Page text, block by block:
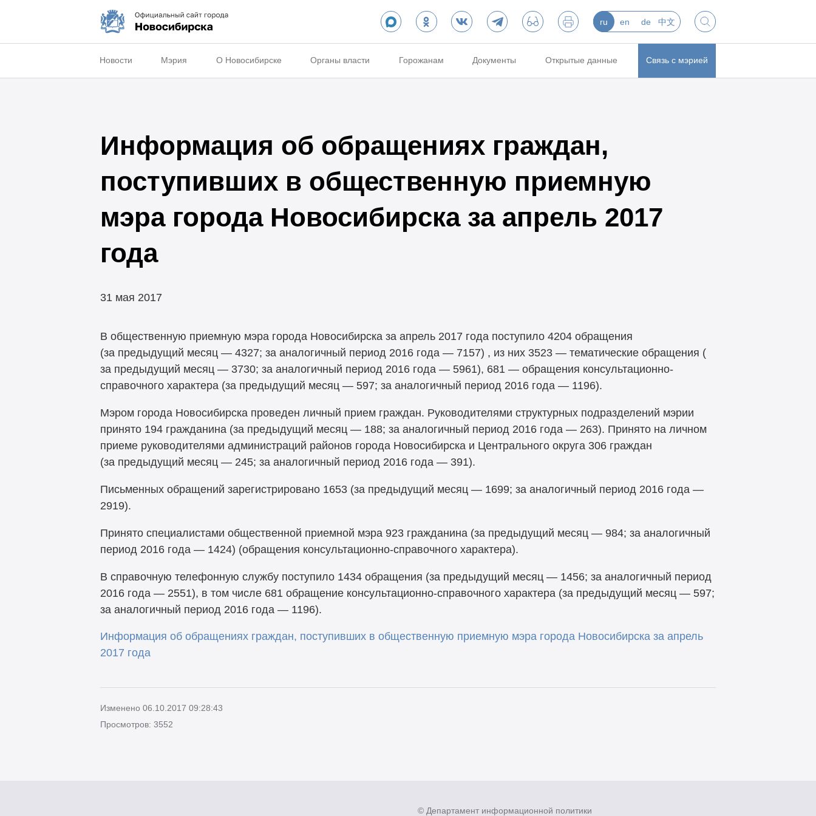
ru en de 中文
Новости Мэрия О Новосибирске Органы власти Горожанам Документы Открытые данные Связь с мэрией
Информация об обращениях граждан,
поступивших в общественную приемную
мэра города Новосибирска за апрель 2017
года
31 мая 2017
В общественную приемную мэра города Новосибирска за апрель 2017 года поступило 4204 обращения
(за предыдущий месяц — 4327; за аналогичный период 2016 года — 7157) , из них 3523 — тематические обращения (
за предыдущий месяц — 3730; за аналогичный период 2016 года — 5961), 681 — обращения консультационно-
справочного характера (за предыдущий месяц — 597; за аналогичный период 2016 года — 1196).
Мэром города Новосибирска проведен личный прием граждан. Руководителями структурных подразделений мэрии
принято 194 гражданина (за предыдущий месяц — 188; за аналогичный период 2016 года — 263). Принято на личном
приеме руководителями администраций районов города Новосибирска и Центрального округа 306 граждан
(за предыдущий месяц — 245; за аналогичный период 2016 года — 391).
Письменных обращений зарегистрировано 1653 (за предыдущий месяц — 1699; за аналогичный период 2016 года —
2919).
Принято специалистами общественной приемной мэра 923 гражданина (за предыдущий месяц — 984; за аналогичный
период 2016 года — 1424) (обращения консультационно-справочного характера).
В справочную телефонную службу поступило 1434 обращения (за предыдущий месяц — 1456; за аналогичный период
2016 года — 2551), в том числе 681 обращение консультационно-справочного характера (за предыдущий месяц — 597;
за аналогичный период 2016 года — 1196).
Информация об обращениях граждан, поступивших в общественную приемную мэра города Новосибирска за апрель
2017 года
Изменено 06.10.2017 09:28:43
Просмотров: 3552
© Департамент информационной политики